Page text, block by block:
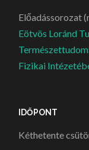
Előadássorozat
Eötvös Loránd
Fizikai
IDŐPONT
Kéthetente